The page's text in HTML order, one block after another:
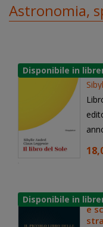
Astronomia,
Il
Il
e